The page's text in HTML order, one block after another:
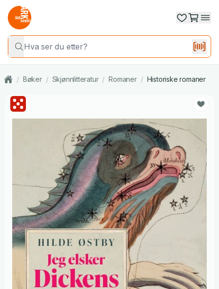
/ Bøker / Skjønnlitteratur / Romaner / Historiske romaner